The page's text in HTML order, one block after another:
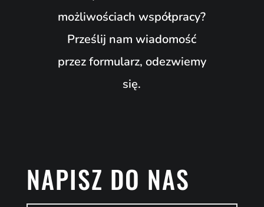
możliwościach współpracy?
Prześlij nam wiadomość
przez formularz, odezwiemy
się.
NAPISZ DO NAS